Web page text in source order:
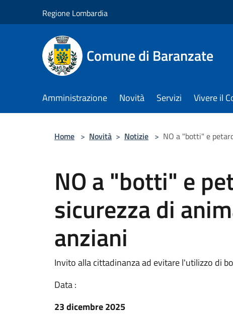
Regione Lombardia
Comune di Baranzate
Amministrazione Novità Servizi Vivere il
Home > Novità > Notizie > NO a "botti" e
NO a "botti" e
sicurezza di
anziani
Invito alla cittadinanza ad evitare l'utilizzo di
Data :
23 dicembre 2025